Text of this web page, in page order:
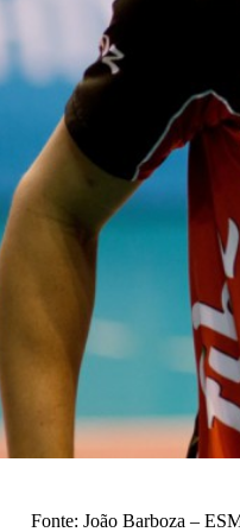
Fonte: João Barboza –